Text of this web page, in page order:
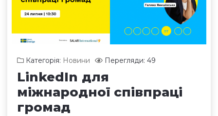
Категорія: Новини Перегляди: 49
LinkedIn для
міжнародної співпраці
громад